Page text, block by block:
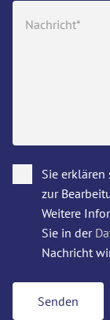
Sie erklären
zur
Weitere
Sie in der
Nachricht
Senden